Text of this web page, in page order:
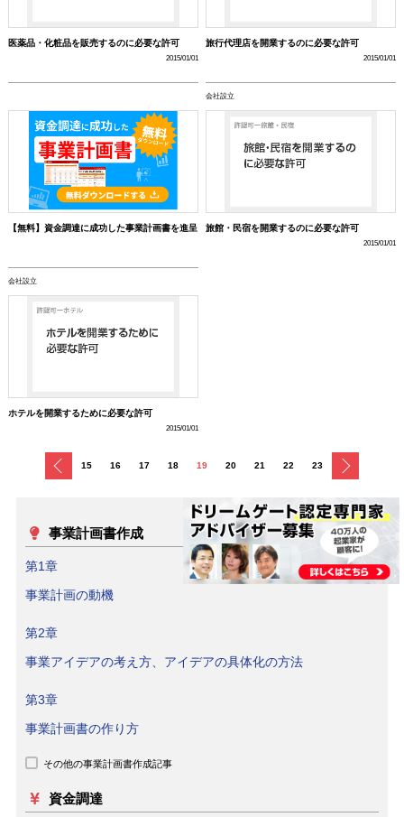
医薬品・化粧品を販売するのに必要な許可
2015/01/01
旅行代理店を開業するのに必要な許可
2015/01/01
【無料】資金調達に成功した事業計画書を進呈
会社設立
旅館・民宿を開業するのに必要な許可
2015/01/01
会社設立
ホテルを開業するために必要な許可
2015/01/01
戻る
15 16 17 18 19 20 21 22 23
事業計画書作成
第1章
事業計画の動機
第2章
事業アイデアの考え方、アイデアの具体化の方法
第3章
事業計画書の作り方
その他の事業計画書作成記事
資金調達